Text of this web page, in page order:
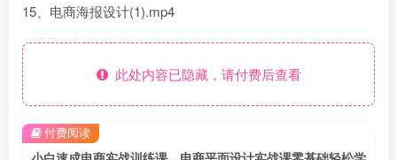
15、电商海报设计(1).mp4
此处内容已隐藏，请付费后查看
付费阅读